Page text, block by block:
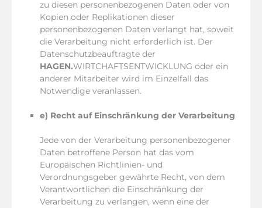
zu diesen personenbezogenen Daten oder von
Kopien oder Replikationen dieser
personenbezogenen Daten verlangt hat, soweit
die Verarbeitung nicht erforderlich ist. Der
Datenschutzbeauftragte der
HAGEN.WIRTCHAFTSENTWICKLUNG oder ein
anderer Mitarbeiter wird im Einzelfall das
Notwendige veranlassen.
e) Recht auf Einschränkung der Verarbeitung
Jede von der Verarbeitung personenbezogener
Daten betroffene Person hat das vom
Europäischen Richtlinien- und
Verordnungsgeber gewährte Recht, von dem
Verantwortlichen die Einschränkung der
Verarbeitung zu verlangen, wenn eine der